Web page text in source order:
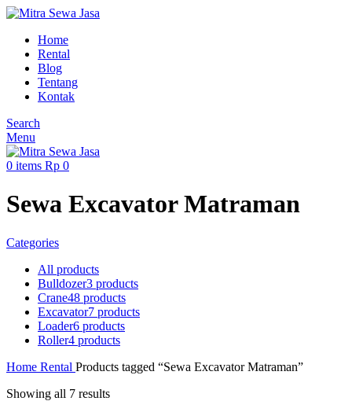
Home
Rental
Blog
Tentang
Kontak
Search
Menu
0 items Rp 0
Sewa Excavator Matraman
Categories
All products
Bulldozer3 products
Crane48 products
Excavator7 products
Loader6 products
Roller4 products
Home Rental Products tagged “Sewa Excavator Matraman”
Showing all 7 results